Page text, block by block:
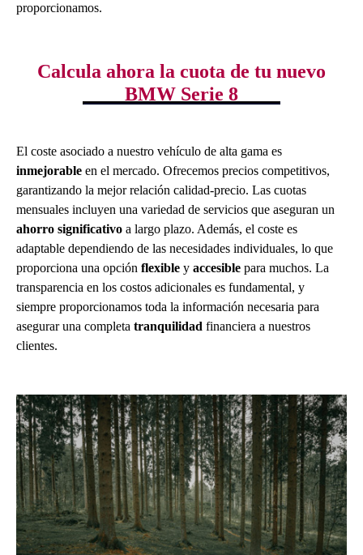
proporcionamos.
Calcula ahora la cuota de tu nuevo
BMW Serie 8
El coste asociado a nuestro vehículo de alta gama es
inmejorable en el mercado. Ofrecemos precios competitivos,
garantizando la mejor relación calidad-precio. Las cuotas
mensuales incluyen una variedad de servicios que aseguran un
ahorro significativo a largo plazo. Además, el coste es
adaptable dependiendo de las necesidades individuales, lo que
proporciona una opción flexible y accesible para muchos. La
transparencia en los costos adicionales es fundamental, y
siempre proporcionamos toda la información necesaria para
asegurar una completa tranquilidad financiera a nuestros
clientes.